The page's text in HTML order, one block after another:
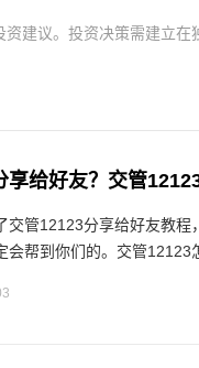
建议。投资决策需建立
享给好友？交管
交管12123分享给好友教
会帮到你们的。交管12123